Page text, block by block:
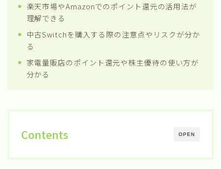
楽天市場やAmazonでのポイント還元の活用法が
理解できる
中古Switchを購入する際の注意点やリスクが分か
る
家電量販店のポイント還元や株主優待の使い方が
分かる
OPEN
Contents